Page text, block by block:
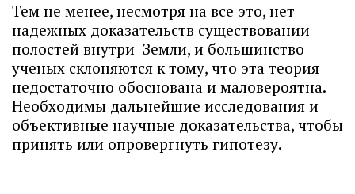
Тем не менее, несмотря на все это, нет
надежных доказательств существовании
полостей внутри Земли, и большинство
ученых склоняются к тому, что эта теория
недостаточно обоснована и маловероятна.
Необходимы дальнейшие исследования и
объективные научные доказательства, чтобы
принять или опровергнуть гипотезу.